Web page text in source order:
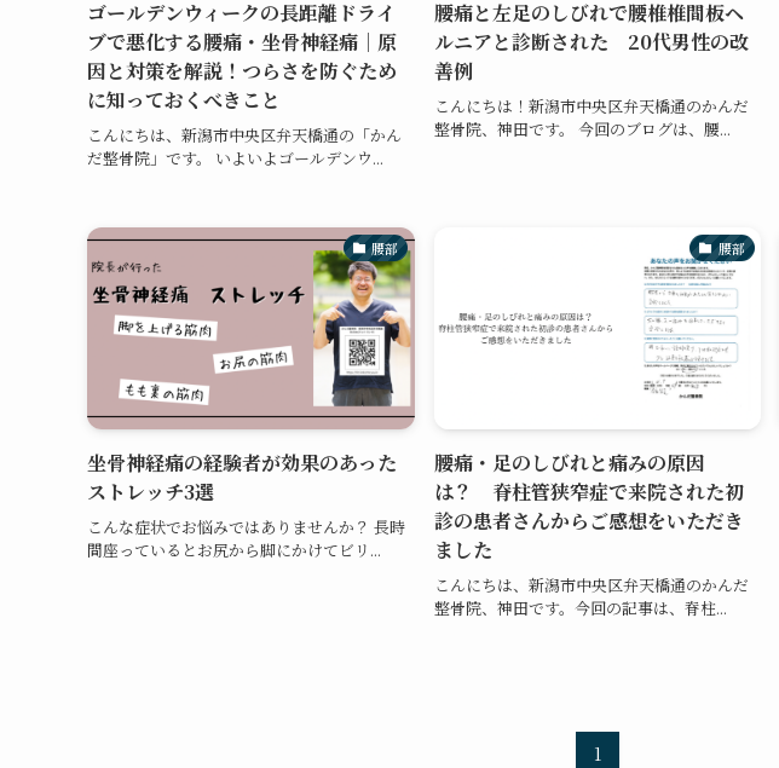
ゴールデンウィークの長距離ドライ
ブで悪化する腰痛・坐骨神経痛｜原
因と対策を解説！つらさを防ぐため
に知っておくべきこと
こんにちは、新潟市中央区弁天橋通の「かん
だ整骨院」です。 いよいよゴールデンウ...
腰痛と左足のしびれで腰椎椎間板ヘ
ルニアと診断された 20代男性の改
善例
こんにちは！新潟市中央区弁天橋通のかんだ
整骨院、神田です。 今回のブログは、腰...
腰部
坐骨神経痛の経験者が効果のあった
ストレッチ3選
こんな症状でお悩みではありませんか？ 長時
間座っているとお尻から脚にかけてビリ...
腰部
腰痛・足のしびれと痛みの原因
は？ 脊柱管狭窄症で来院された初
診の患者さんからご感想をいただき
ました
こんにちは、新潟市中央区弁天橋通のかんだ
整骨院、神田です。今回の記事は、脊柱...
1